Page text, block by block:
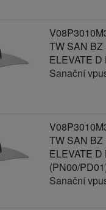
TW SAN BZ
ELEVATE D
Sanační
TW SAN BZ
ELEVATE D
(PN00/
Sanační